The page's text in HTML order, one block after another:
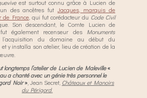
est surtout connu grâce à Lucien de
des ancêtres futJacques, marquis de
de France, qui fut corédacteur du Code Civil
Son descendant, le Comte Lucien de
également recenseur des Monuments
du domaine au début du
y installa son atelier, lieu de création de la
longtemps l’atelier de Lucien de Maleville«
a chanté avec un génie très personnel le
Noir», Jean Secret, Châteaux et Manoirs
du Périgord.